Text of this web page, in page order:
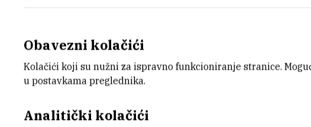
30.1.2026.
Više od 180.000 ljudi diljem svijeta boluje od
Obavezni kolačići
Kolačići koji su nužni za ispravno funkcioniranje stranice.
u postavkama preglednika.
Analitički kolačići